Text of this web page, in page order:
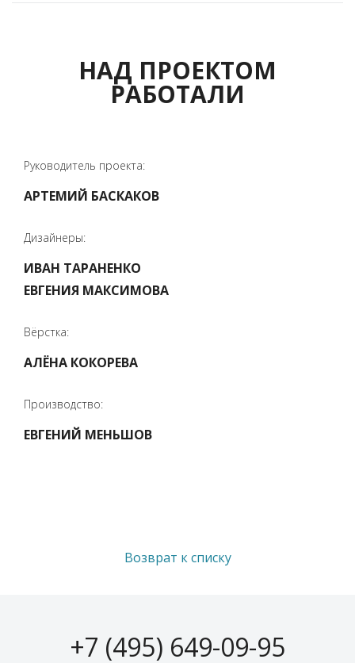
НАД ПРОЕКТОМ
РАБОТАЛИ
Руководитель проекта:
АРТЕМИЙ БАСКАКОВ
Дизайнеры:
ИВАН ТАРАНЕНКО
ЕВГЕНИЯ МАКСИМОВА
Вёрстка:
АЛЁНА КОКОРЕВА
Производство:
ЕВГЕНИЙ МЕНЬШОВ
Возврат к списку
+7 (495) 649-09-95